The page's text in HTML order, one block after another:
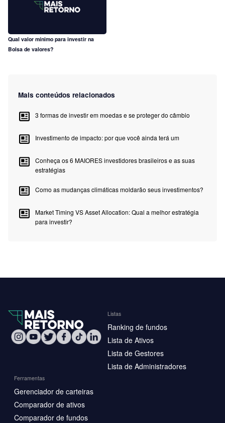
Qual valor mínimo para investir na
Bolsa de valores?
Mais conteúdos relacionados
3 formas de investir em moedas e se proteger do câmbio
Investimento de impacto: por que você ainda terá um
Conheça os 6 MAIORES investidores brasileiros e as suas
estratégias
Como as mudanças climáticas moldarão seus investimentos?
Market Timing VS Asset Allocation: Qual a melhor estratégia
para investir?
Listas
Ranking de fundos
Lista de Ativos
Lista de Gestores
Lista de Administradores
Ferramentas
Gerenciador de carteiras
Comparador de ativos
Comparador de fundos